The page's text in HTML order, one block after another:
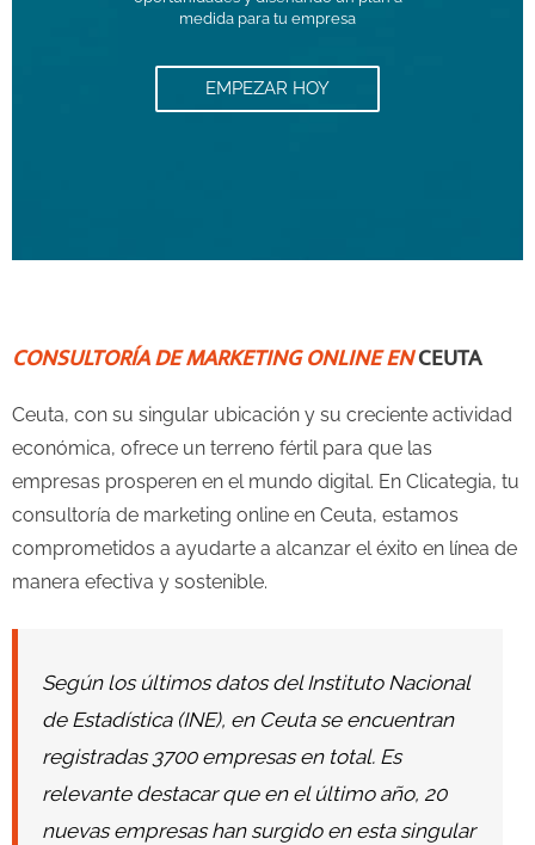
medida para tu empresa
EMPEZAR HOY
o
s
s
l
i
d
l
d
e
CONSULTORÍA DE MARKETING ONLINE ENCEUTA
Ceuta, con su singular ubicación y su creciente actividad
económica, ofrece un terreno fértil para que las
empresas prosperen en el mundo digital. En Clicategia, tu
consultoría de marketing online en Ceuta, estamos
comprometidos a ayudarte a alcanzar el éxito en línea de
manera efectiva y sostenible.
Según los últimos datos del Instituto Nacional
de Estadística (INE), en Ceuta se encuentran
registradas 3700 empresas en total. Es
relevante destacar que en el último año, 20
nuevas empresas han surgido en esta singular